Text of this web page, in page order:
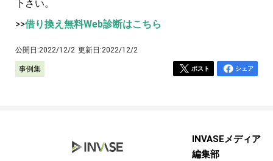
下さい。
>>借り換え無料Web診断はこちら
公開日:2022/12/2 更新日:2022/12/2
事例集 ポスト シェア
INVASEメディア
編集部